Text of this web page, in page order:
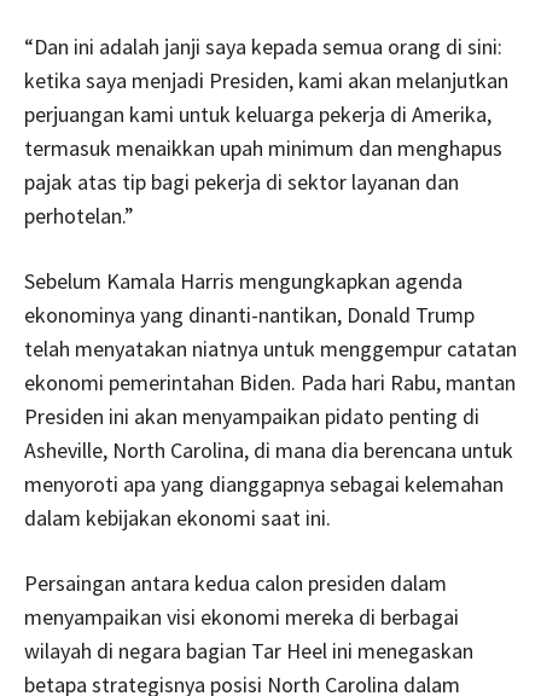
“Dan ini adalah janji saya kepada semua orang di sini:
ketika saya menjadi Presiden, kami akan melanjutkan
perjuangan kami untuk keluarga pekerja di Amerika,
termasuk menaikkan upah minimum dan menghapus
pajak atas tip bagi pekerja di sektor layanan dan
perhotelan.”
Sebelum Kamala Harris mengungkapkan agenda
ekonominya yang dinanti-nantikan, Donald Trump
telah menyatakan niatnya untuk menggempur catatan
ekonomi pemerintahan Biden. Pada hari Rabu, mantan
Presiden ini akan menyampaikan pidato penting di
Asheville, North Carolina, di mana dia berencana untuk
menyoroti apa yang dianggapnya sebagai kelemahan
dalam kebijakan ekonomi saat ini.
Persaingan antara kedua calon presiden dalam
menyampaikan visi ekonomi mereka di berbagai
wilayah di negara bagian Tar Heel ini menegaskan
betapa strategisnya posisi North Carolina dalam